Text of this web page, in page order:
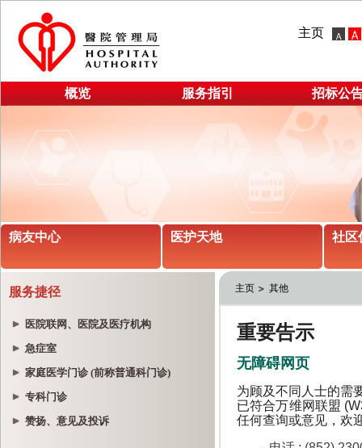
主页
概览 服务指引 招标公
病友中心 医护天地 社区
服务捷径
医院联网、医院及医疗机构
急症室
家庭医学门诊 (前称普通科门诊)
专科门诊
赞扬、意见及投诉
主页 其他